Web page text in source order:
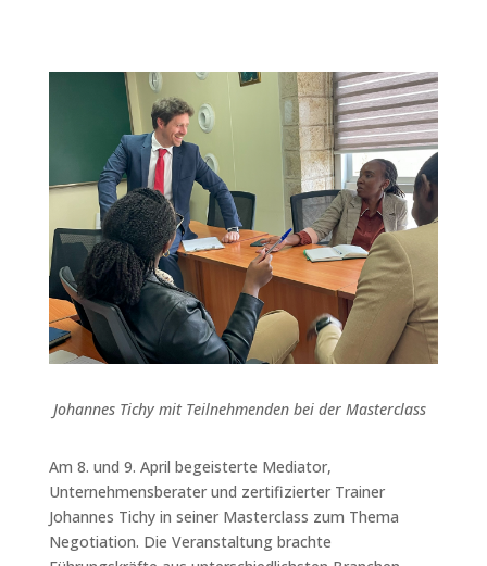
Johannes Tichy mit Teilnehmenden bei der Masterclass
Am 8. und 9. April begeisterte Mediator,
Unternehmensberater und zertifizierter Trainer
Johannes Tichy in seiner Masterclass zum Thema
Negotiation. Die Veranstaltung brachte